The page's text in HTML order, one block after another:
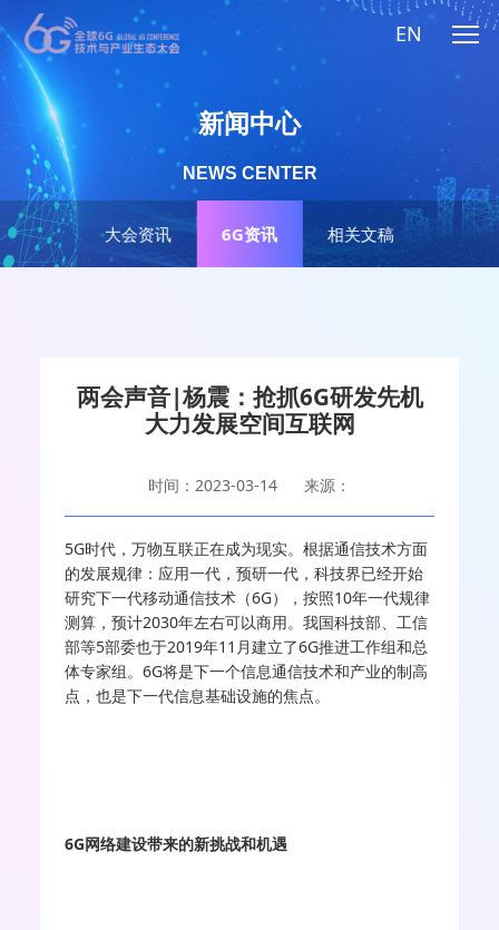
EN
大会资讯 6G资讯 相关文稿
新闻中心
NEWS CENTER
两会声音|杨震：抢抓6G研发先机
大力发展空间互联网
时间：2023-03-14 来源：
5G时代，万物互联正在成为现实。根据通信技术方面
的发展规律：应用一代，预研一代，科技界已经开始
研究下一代移动通信技术（6G），按照10年一代规律
测算，预计2030年左右可以商用。我国科技部、工信
部等5部委也于2019年11月建立了6G推进工作组和总
体专家组。6G将是下一个信息通信技术和产业的制高
点，也是下一代信息基础设施的焦点。
6G网络建设带来的新挑战和机遇